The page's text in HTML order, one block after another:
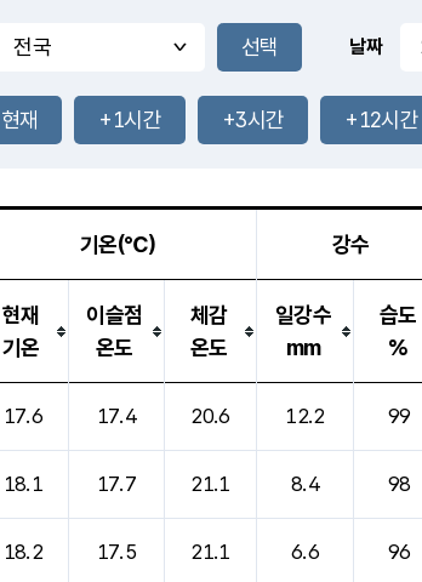
-mm
-mm
30.2
℃
31.0℃
2.5m/s
-mm
-mm
날짜
현재 +1시간 +3시간 +12시간
기온(℃) 강수
현재
기온
이슬점
온도
체감
온도
일강수
mm
습도
%
17.6 17.4 20.6 12.2 99
18.1 17.7 21.1 8.4 98
18.2 17.5 21.1 6.6 96